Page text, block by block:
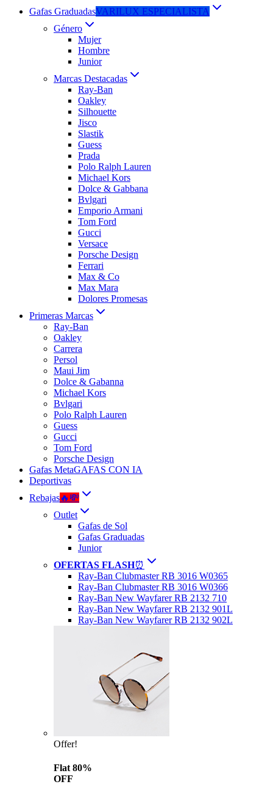
Gafas GraduadasVARILUX ESPECIALISTA
Género
Mujer
Hombre
Junior
Marcas Destacadas
Ray-Ban
Oakley
Silhouette
Jisco
Slastik
Guess
Prada
Polo Ralph Lauren
Michael Kors
Dolce & Gabbana
Bvlgari
Emporio Armani
Tom Ford
Gucci
Versace
Porsche Design
Ferrari
Max & Co
Max Mara
Dolores Promesas
Primeras Marcas
Ray-Ban
Oakley
Carrera
Persol
Maui Jim
Dolce & Gabanna
Michael Kors
Bvlgari
Polo Ralph Lauren
Guess
Gucci
Tom Ford
Porsche Design
Gafas MetaGAFAS CON IA
Deportivas
Rebajas🔥💸
Outlet
Gafas de Sol
Gafas Graduadas
Junior
OFERTAS FLASH⏰
Ray-Ban Clubmaster RB 3016 W0365
Ray-Ban Clubmaster RB 3016 W0366
Ray-Ban New Wayfarer RB 2132 710
Ray-Ban New Wayfarer RB 2132 901L
Ray-Ban New Wayfarer RB 2132 902L
Offer!
Flat 80%
OFF